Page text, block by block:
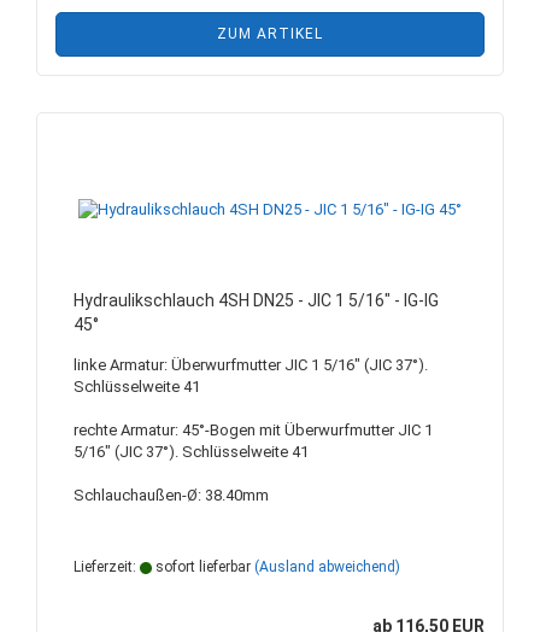
ZUM ARTIKEL
Hydraulikschlauch 4SH DN25 - JIC 1 5/16" - IG-IG
45°
linke Armatur: Überwurfmutter JIC 1 5/16" (JIC 37°).
Schlüsselweite 41
rechte Armatur: 45°-Bogen mit Überwurfmutter JIC 1
5/16" (JIC 37°). Schlüsselweite 41
Schlauchaußen-Ø: 38.40mm
Lieferzeit: sofort lieferbar (Ausland abweichend)
ab 116,50 EUR